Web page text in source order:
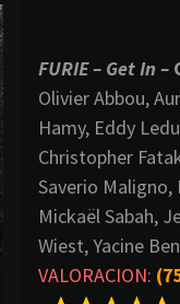
FURIE – Get In –
Olivier Abbou,
Hamy, Eddy
Christopher
Saverio Maligno,
Mickaël Sabah,
Wiest, Yacine
VALORACION: